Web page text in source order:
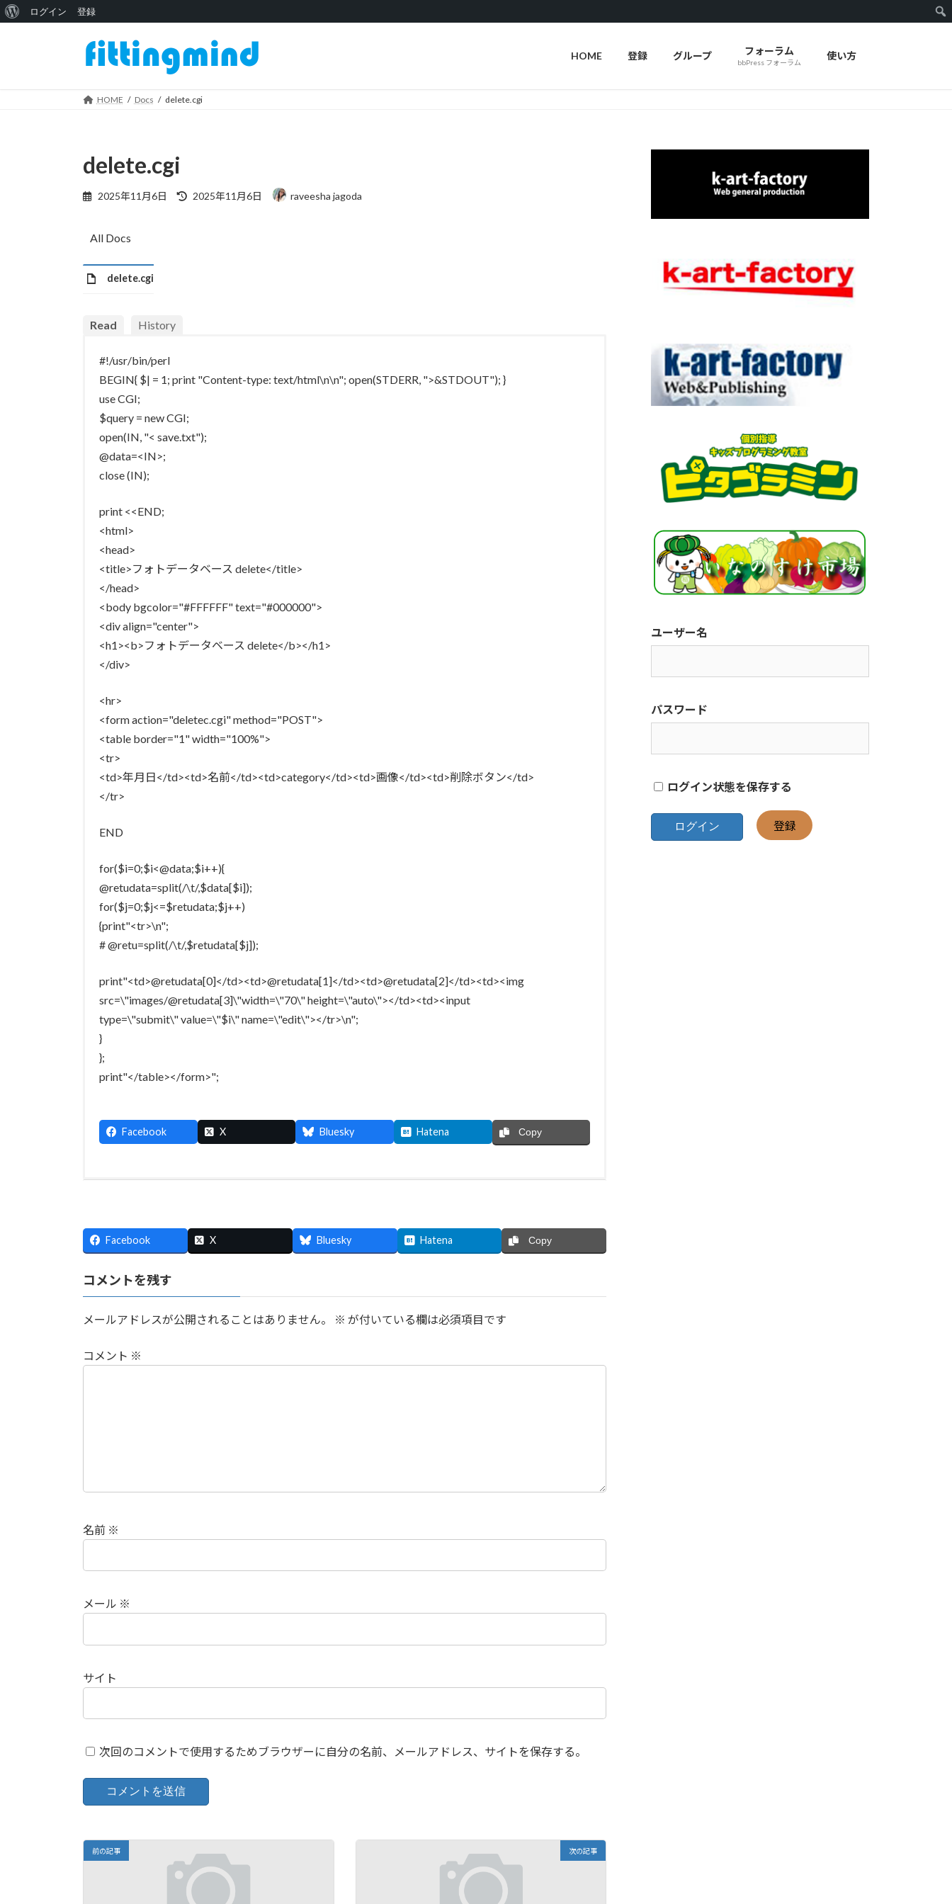
WordPress
ログイン 登録
HOME 登録 グループ フォーラム
bbPress フォーラム
使い方
HOME Docs delete.cgi
delete.cgi
2025年11月6日
最
2025年11月6日 raveesha jagoda
All Docs
delete.cgi
Read History
#!/usr/bin/perl
BEGIN{ $| = 1; print "Content-type: text/html\n\n"; open(STDERR, ">&STDOUT"); }
use CGI;
$query = new CGI;
open(IN, "< save.txt");
@data=<IN>;
close (IN);
print <<END;
<html>
<head>
<title>フォトデータベース delete</title>
</head>
<body bgcolor="#FFFFFF" text="#000000">
<div align="center">
<h1><b>フォトデータベース delete</b></h1>
</div>
<hr>
<form action="deletec.cgi" method="POST">
<table border="1" width="100%">
<tr>
<td>年月日</td><td>名前</td><td>category</td><td>画像</td><td>削除ボタン</td>
</tr>
END
for($i=0;$i<@data;$i++){
@retudata=split(/\t/,$data[$i]);
for($j=0;$j<=$retudata;$j++)
{print"<tr>\n";
# @retu=split(/\t/,$retudata[$j]);
print"<td>@retudata[0]</td><td>@retudata[1]</td><td>@retudata[2]</td><td><img
src=\"images/@retudata[3]\"width=\"70\" height=\"auto\"></td><td><input
type=\"submit\" value=\"$i\" name=\"edit\"></tr>\n";
}
};
print"</table></form>";
Facebook X Bluesky Hatena Copy
Facebook X Bluesky Hatena Copy
コメントを残す
メールアドレスが公開されることはありません。 ※ が付いている欄は必須項目です
コメント ※
名前 ※
メール ※
サイト
次回のコメントで使用するためブラウザーに自分の名前、メールアドレス、サイトを保存する。
前の記事 次の記事
ユーザー名
パスワード
ログイン状態を保存する
登録